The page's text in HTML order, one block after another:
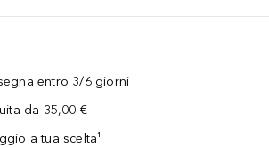
entro 3/6 giorni
da 35,00 €
a tua scelta¹